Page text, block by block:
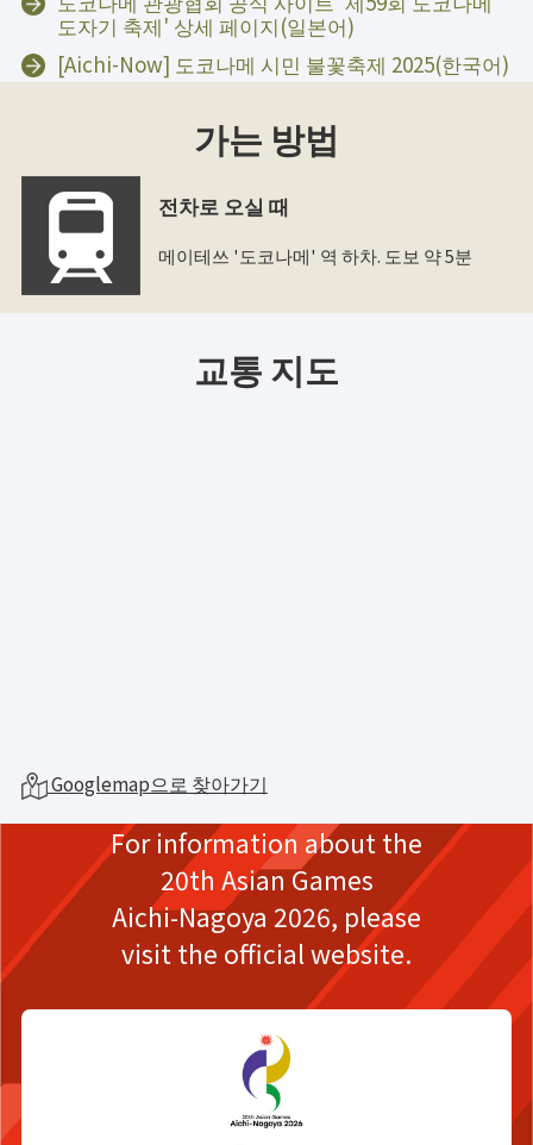
도자기 축제' 상세 페이지(일본어)
[Aichi-Now] 도코나메 시민 불꽃축제 2025(한국어)
가는 방법
전차로 오실 때
메이테쓰 '도코나메' 역 하차. 도보 약 5분
교통 지도
Googlemap으로 찾아가기
For information about the
20th Asian Games
Aichi-Nagoya 2026, please
visit the official website.